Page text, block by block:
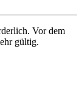
Vor dem
gültig.